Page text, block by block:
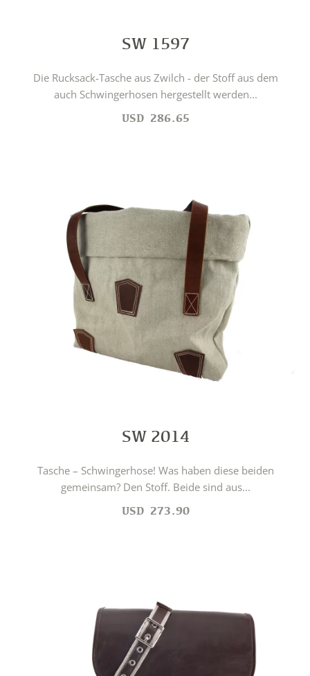
SW 1597
Die Rucksack-Tasche aus Zwilch - der Stoff aus dem
auch Schwingerhosen hergestellt werden...
USD 286.65
SW 2014
Tasche – Schwingerhose! Was haben diese beiden
gemeinsam? Den Stoff. Beide sind aus...
USD 273.90